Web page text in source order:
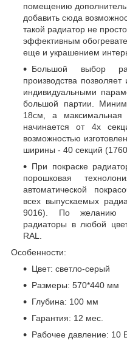
помещению
добавить сюда
такой радиатор не
эффективным
еще и украшением
Большой выбор
производства
индивидуальными
большой партии.
18см, а
начинается от 4х
возможностью
ширины - 40 секций
При покраске
порошковая
автоматической
всех выпускаемых
9016). По желанию
радиаторы в любой
RAL.
Особенности:
Цвет: светло-серый
Размеры: 570*440 мм
Глубина: 100 мм
Гарантия: 12 мес.
Рабочее давление: 10